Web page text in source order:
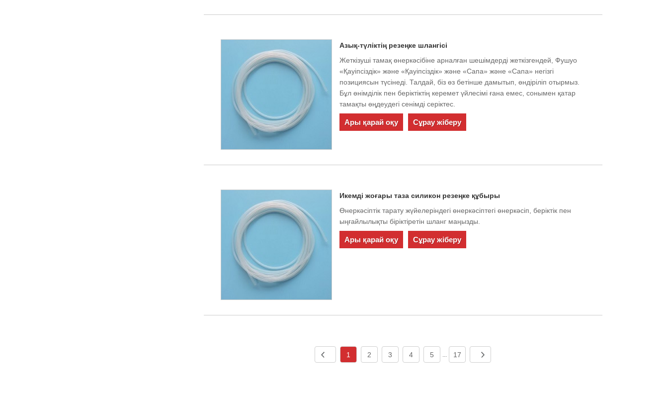
Азық-түліктің резеңке шлангісі
Жеткізуші тамақ өнеркәсібіне арналған шешімдерді жеткізгендей, Фушуо
«Қауіпсіздік» және «Қауіпсіздік» және «Сапа» және «Сапа» негізгі
позициясын түсінеді. Талдай, біз өз бетінше дамытып, өндіріліп отырмыз.
Бұл өнімділік пен беріктіктің керемет үйлесімі ғана емес, сонымен қатар
тамақты өңдеудегі сенімді серіктес.
Ары қарай оқу Сұрау жіберу
Икемді жоғары таза силикон резеңке құбыры
Өнеркәсіптік тарату жүйелеріндегі өнеркәсіптегі өнеркәсіп, беріктік пен
ыңғайлылықты біріктіретін шланг маңызды.
Ары қарай оқу Сұрау жіберу
1 2 3 4 5 17